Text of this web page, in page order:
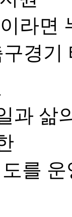
라면
경기
과 삶
도를